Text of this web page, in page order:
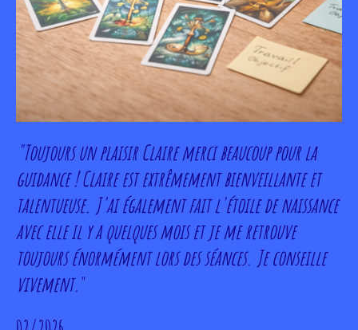
"Toujours un plaisir Claire merci beaucoup pour la
guidance ! Claire est extrêmement bienveillante et
talentueuse. J'ai également fait l'étoile de naissance
avec elle il y a quelques mois et je me retrouve
toujours énormément lors des séances. Je conseille
vivement."